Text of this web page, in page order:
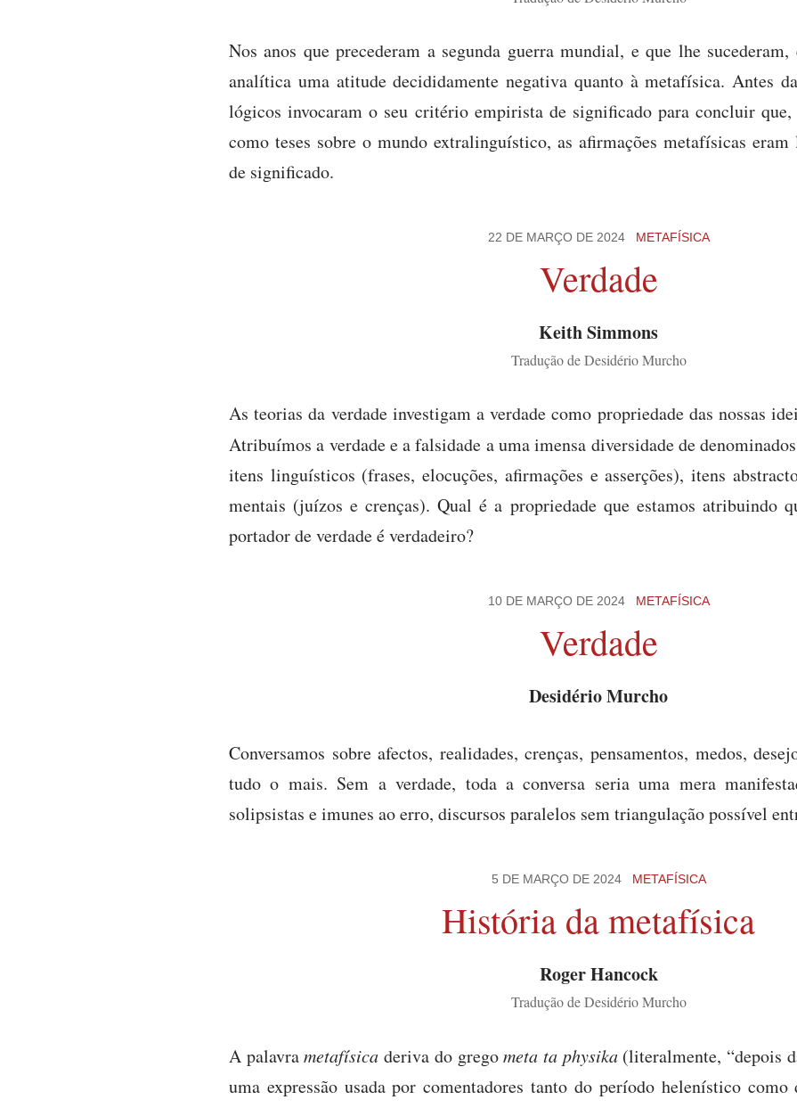
Nos anos que precederam a segunda guerra mundial, e que lhe
analítica uma atitude decididamente negativa quanto à metafísica. Antes
lógicos invocaram o seu critério empirista de significado para concluir
como teses sobre o mundo extralinguístico, as afirmações metafísicas
de significado.
22 DE MARÇO DE 2024 METAFÍSICA
Verdade
Keith Simmons
Tradução de Desidério Murcho
As teorias da verdade investigam a verdade como propriedade das nossas
Atribuímos a verdade e a falsidade a uma imensa diversidade de
itens linguísticos (frases, elocuções, afirmações e asserções), itens
mentais (juízos e crenças). Qual é a propriedade que estamos atribuindo
portador de verdade é verdadeiro?
10 DE MARÇO DE 2024 METAFÍSICA
Verdade
Desidério Murcho
Conversamos sobre afectos, realidades, crenças, pensamentos, medos,
tudo o mais. Sem a verdade, toda a conversa seria uma mera
solipsistas e imunes ao erro, discursos paralelos sem triangulação possível
5 DE MARÇO DE 2024 METAFÍSICA
História da metafísica
Roger Hancock
Tradução de Desidério Murcho
A palavrametafísica deriva do gregometa ta physika(literalmente, “depois
uma expressão usada por comentadores tanto do período helenístico como